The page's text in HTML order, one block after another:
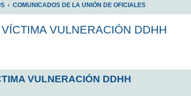
COMUNICADOS DE LA UNIÓN DE OFICIALES
VULNERACIÓN DDHH
VULNERACIÓN DDHH